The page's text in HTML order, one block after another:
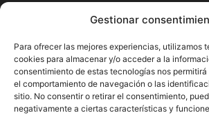
Gestionar
Para ofrecer las mejores experiencias, utilizamos
cookies para almacenar y/o acceder a la
consentimiento de estas tecnologías nos
el comportamiento de navegación o las
sitio. No consentir o retirar el consentimiento,
negativamente a ciertas características y
Pyme.es es el portal web donde
actualizado de todas las noticias y
economía en España y el mundo, así
conseguir toda la información
emprendimiento.